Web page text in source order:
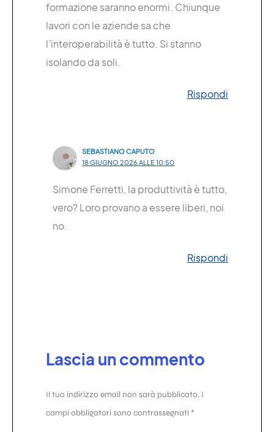
formazione saranno enormi. Chiunque
lavori con le aziende sa che
l’interoperabilità è tutto. Si stanno
isolando da soli.
Rispondi
SEBASTIANO CAPUTO
18 GIUGNO 2026 ALLE 10:50
Simone Ferretti, la produttività è tutto,
vero? Loro provano a essere liberi, noi
no.
Rispondi
Lascia un commento
Il tuo indirizzo email non sarà pubblicato. I
campi obbligatori sono contrassegnati *